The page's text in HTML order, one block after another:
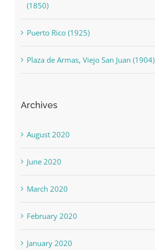
(1850)
Puerto Rico (1925)
Plaza de Armas, Viejo San Juan (1904)
Archives
August 2020
June 2020
March 2020
February 2020
January 2020